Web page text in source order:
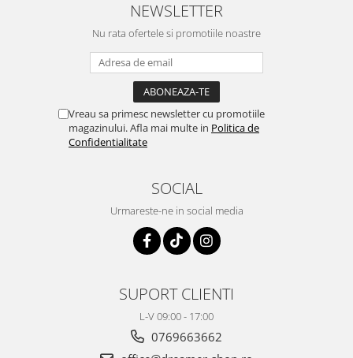
NEWSLETTER
Nu rata ofertele si promotiile noastre
Vreau sa primesc newsletter cu promotiile
magazinului. Afla mai multe in Politica de
Confidentialitate
SOCIAL
Urmareste-ne in social media
SUPORT CLIENTI
L-V 09:00 - 17:00
0769663662